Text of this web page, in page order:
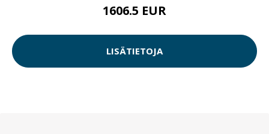
1606.5 EUR
LISÄTIETOJA